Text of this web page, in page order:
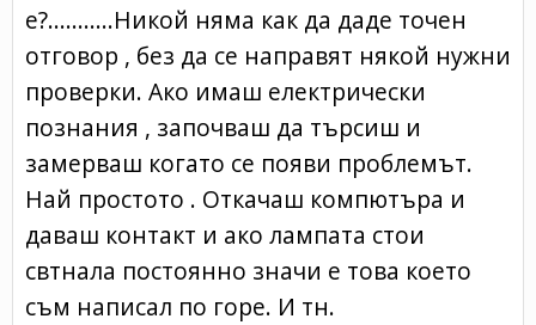
е?...........Никой няма как да даде точен
отговор , без да се направят някой нужни
проверки. Ако имаш електрически
познания , започваш да търсиш и
замерваш когато се появи проблемът.
Най простото . Откачаш компютъра и
даваш контакт и ако лампата стои
свтнала постоянно значи е това което
съм написал по горе. И тн.